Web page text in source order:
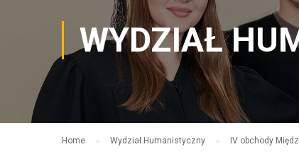
WYDZIAŁ
Home Wydział Humanistyczny IV obchody